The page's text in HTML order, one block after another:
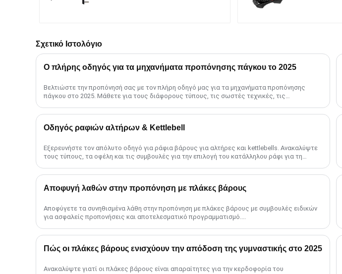
Σχετικό Ιστολόγιο
Ο πλήρης οδηγός για τα μηχανήματα προπόνησης πάγκου το 2025
Βελτιώστε την προπόνησή σας με τον πλήρη οδηγό μας για τα μηχανήματα προπόνησης
πάγκου στο 2025. Μάθετε για τους διάφορους τύπους, τις σωστές τεχνικές, τις
Οδηγός ραφιών αλτήρων & Kettlebell
Εξερευνήστε τον απόλυτο οδηγό για ράφια βάρους για αλτήρες και kettlebells. Ανακαλύψτε
τους τύπους, τα οφέλη και τις συμβουλές για την επιλογή του κατάλληλου ράφι για τη
Αποφυγή λαθών στην προπόνηση με πλάκες βάρους
Αποφύγετε τα συνηθισμένα λάθη στην προπόνηση με πλάκες βάρους με συμβουλές ειδικών
για ασφαλείς προπονήσεις και αποτελεσματικό προγραμματισμό....
Πώς οι πλάκες βάρους ενισχύουν την απόδοση της γυμναστικής στο 2025
Ανακαλύψτε γιατί οι πλάκες βάρους είναι απαραίτητες για την κερδοφορία του